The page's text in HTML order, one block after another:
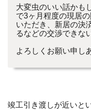
大変虫のいい話かも
で3ヶ月程度の現居
いただき、新居の決
るなどの交渉できな
よろしくお願い申し
竣工引き渡しが近いと